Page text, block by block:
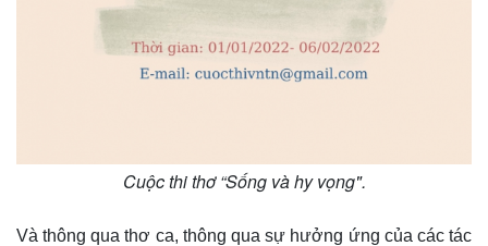
Cuộc thi thơ “Sống và hy vọng".
Và thông qua thơ ca, thông qua sự hưởng ứng của các tác